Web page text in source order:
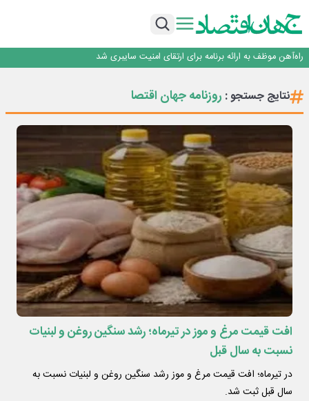
اینوتکس امسال با مدل جدید برگزار می‌شود
راه‌آهن موظف به ارائه برنامه برای ارتقای امنیت سایبری شد
یک اشتباه کلاد، تمام اطلاعات کاربر را به باد داد
اینوتکس امسال با مدل جدید برگزار می‌شود
نتایج جستجو : روزنامه جهان اقتصا
افت قیمت مرغ و موز در تیرماه؛ رشد سنگین روغن و لبنیات
نسبت به سال قبل
در تیرماه؛ افت قیمت مرغ و موز رشد سنگین روغن و لبنیات نسبت به
سال قبل ثبت شد.